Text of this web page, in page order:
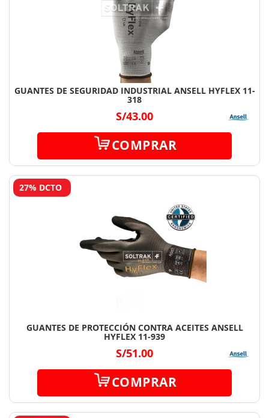
GUANTES DE SEGURIDAD INDUSTRIAL ANSELL HYFLEX 11-
318
S/43.00
COMPRAR
27% DCTO
GUANTES DE PROTECCIÓN CONTRA ACEITES ANSELL
HYFLEX 11-939
S/51.00
COMPRAR